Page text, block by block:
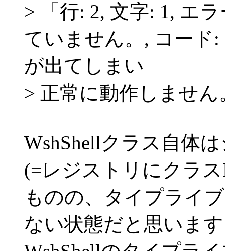
> 「行: 2, 文字: 1, エ
ていません。, コード:
が出てしまい
> 正常に動作しません
WshShellクラス自体
(=レジストリにクラ
ものの、タイプライ
ない状態だと思いま